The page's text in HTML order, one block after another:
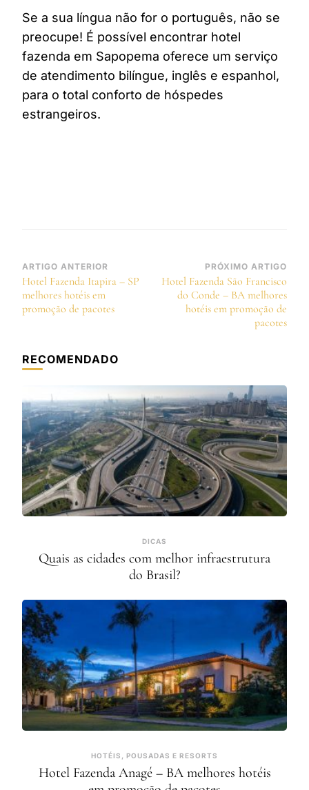
Se a sua língua não for o português, não se
preocupe! É possível encontrar hotel
fazenda em Sapopema oferece um serviço
de atendimento bilíngue, inglês e espanhol,
para o total conforto de hóspedes
estrangeiros.
Navegação
de
post
ARTIGO ANTERIOR
Hotel Fazenda Itapira – SP
melhores hotéis em
promoção de pacotes
PRÓXIMO ARTIGO
Hotel Fazenda São Francisco
do Conde – BA melhores
hotéis em promoção de
pacotes
RECOMENDADO
DICAS
Quais as cidades com melhor infraestrutura
do Brasil?
HOTÉIS, POUSADAS E RESORTS
Hotel Fazenda Anagé – BA melhores hotéis